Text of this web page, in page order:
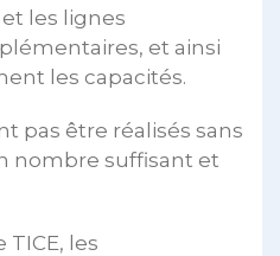
les lignes
et ainsi
les capacités.
pas être réalisés sans
nombre suffisant et
les